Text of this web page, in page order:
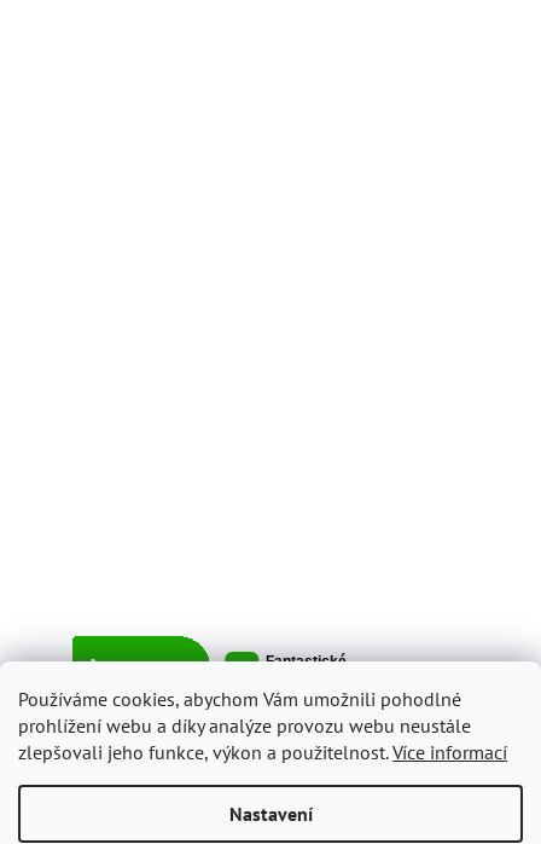
Používáme cookies, abychom Vám umožnili pohodlné
prohlížení webu a díky analýze provozu webu neustále
zlepšovali jeho funkce, výkon a použitelnost.Více informací
Nastavení